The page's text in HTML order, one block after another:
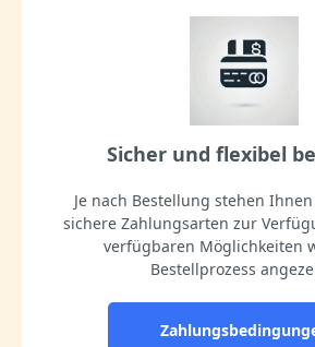
Sicher und flexibel
Je nach Bestellung stehen
sichere Zahlungsarten zur
verfügbaren Möglichkeiten
Bestellprozess